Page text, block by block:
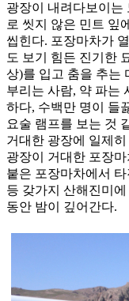
광장이 내려다보이는
로 씻지 않은 민트 잎
씹힌다. 포장마차가
도 보기 힘든 진기한
상)를 입고 춤을 추는
부리는 사람, 약 파는
하다, 수백만 명이 들
요술 램프를 보는 것
거대한 광장에 일제
광장이 거대한 포장
붙은 포장마차에서
등 갖가지 산해진미
동안 밤이 깊어간다.